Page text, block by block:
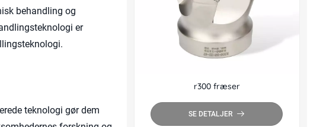
behandling og
er
teknologi gør dem
r300 fræser
SE DETALJER